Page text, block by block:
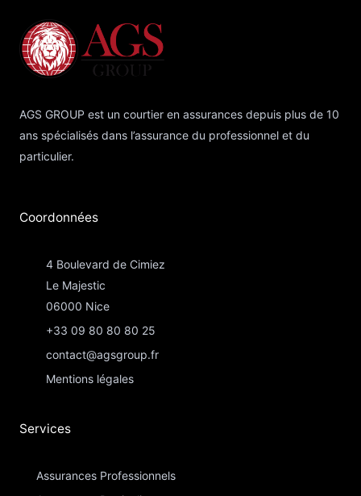
AGS GROUP est un courtier en assurances depuis plus de 10
ans spécialisés dans l’assurance du professionnel et du
particulier.
Coordonnées​
4 Boulevard de Cimiez
Le Majestic
06000 Nice
+33 09 80 80 80 25
contact@agsgroup.fr
Mentions légales
Services
Assurances Professionnels